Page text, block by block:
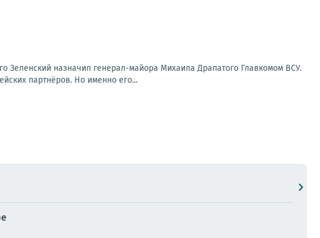
Зеленский назначил генерал-майора Михаила Драпатого Главкомом ВСУ.
партнёров. Но именно его...